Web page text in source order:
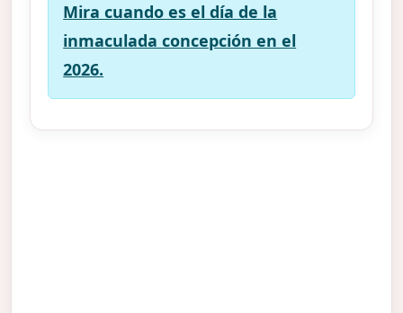
Mira cuando es el día de la
inmaculada concepción en el
2026.